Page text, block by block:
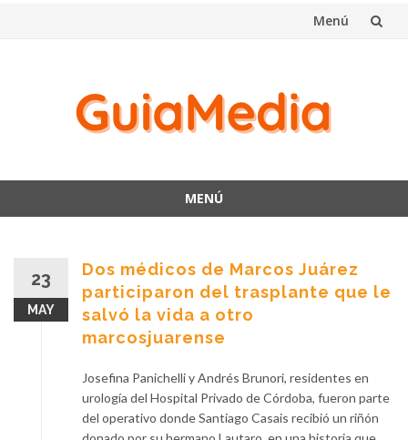
Menú
MENÚ
23
MAY
Dos médicos de Marcos Juárez
participaron del trasplante que le
salvó la vida a otro
marcosjuarense
Josefina Panichelli y Andrés Brunori, residentes en
urología del Hospital Privado de Córdoba, fueron parte
del operativo donde Santiago Casais recibió un riñón